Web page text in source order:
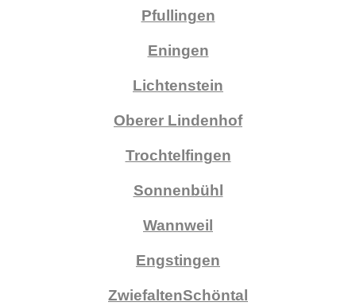
Pfullingen
Eningen
Lichtenstein
Oberer Lindenhof
Trochtelfingen
Sonnenbühl
Wannweil
Engstingen
ZwiefaltenSchöntal